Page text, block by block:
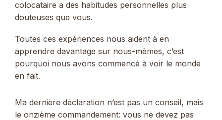
colocataire a des habitudes personnelles plus
douteuses que vous.
Toutes ces expériences nous aident à en
apprendre davantage sur nous-mêmes, c’est
pourquoi nous avons commencé à voir le monde
en fait.
Ma dernière déclaration n’est pas un conseil, mais
le onzième commandement: vous ne devez pas